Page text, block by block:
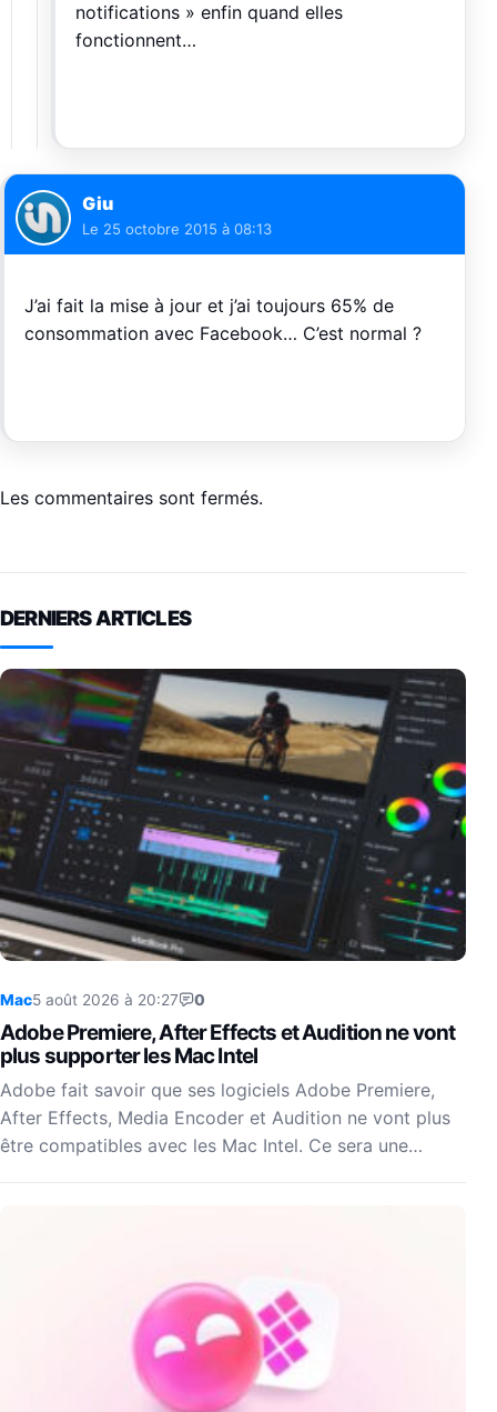
notifications » enfin quand elles
fonctionnent…
Giu
Le 25 octobre 2015 à 08:13
J’ai fait la mise à jour et j’ai toujours 65% de
consommation avec Facebook… C’est normal ?
Les commentaires sont fermés.
DERNIERS ARTICLES
Mac5 août 2026 à 20:27 0
Adobe Premiere, After Effects et Audition ne vont
plus supporter les Mac Intel
Adobe fait savoir que ses logiciels Adobe Premiere,
After Effects, Media Encoder et Audition ne vont plus
être compatibles avec les Mac Intel. Ce sera une…